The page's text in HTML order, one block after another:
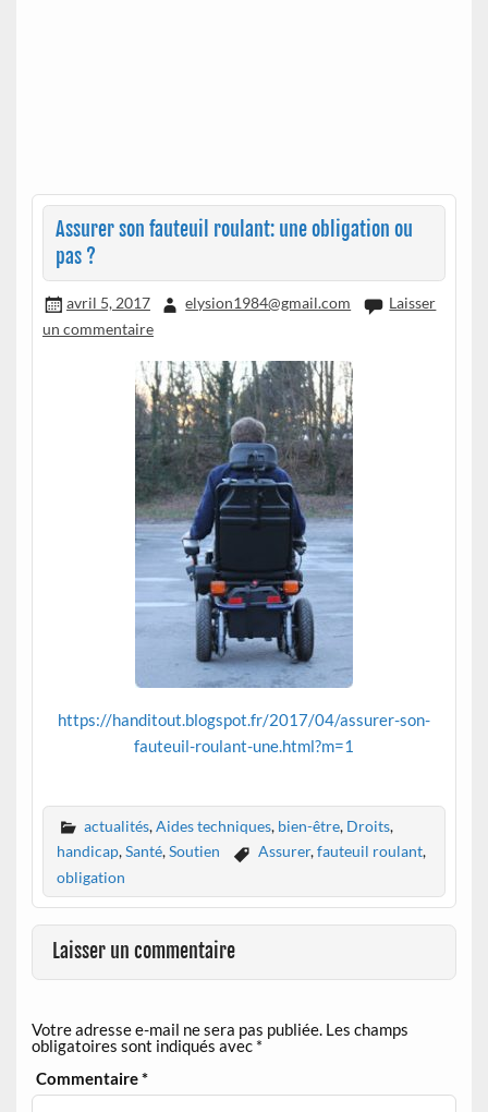
Assurer son fauteuil roulant: une obligation ou
pas ?
avril 5, 2017 elysion1984@gmail.com
Laisser
un commentaire
https://handitout.blogspot.fr/2017/04/assurer-son-
fauteuil-roulant-une.html?m=1
actualités,Aides techniques, bien-être, Droits,
handicap,Santé,Soutien Assurer,fauteuil roulant,
obligation
Laisser un commentaire
Votre adresse e-mail ne sera pas publiée. Les champs
obligatoires sont indiqués avec *
Commentaire*